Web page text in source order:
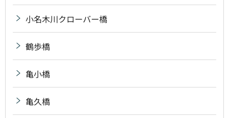
小名木川クローバー橋
鶴歩橋
亀小橋
亀久橋